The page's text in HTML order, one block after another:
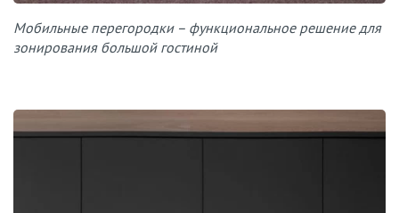
Мобильные перегородки – функциональное решение для
зонирования большой гостиной